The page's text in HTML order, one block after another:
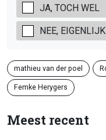
JA, TOCH WEL
NEE,
mathieu van der poel
Femke Herygers
Meest recent